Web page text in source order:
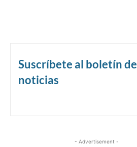
Suscríbete al boletín de
noticias
- Advertisement -